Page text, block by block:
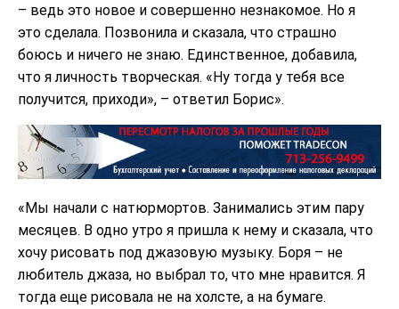
– ведь это новое и совершенно незнакомое. Но я
это сделала. Позвонила и сказала, что страшно
боюсь и ничего не знаю. Единственное, добавила,
что я личность творческая. «Ну тогда у тебя все
получится, приходи», – ответил Борис».
«Мы начали с натюрмортов. Занимались этим пару
месяцев. В одно утро я пришла к нему и сказала, что
хочу рисовать под джазовую музыку. Боря – не
любитель джаза, но выбрал то, что мне нравится. Я
тогда еще рисовала не на холсте, а на бумаге.